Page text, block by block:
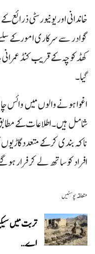
خاندانی اور یونیورسٹی
گوادر سے سرکاری امور کے
کھڈکوچہ کے قریب کنڈ
گیا۔
اغوا ہونے والوں میں وائس
شامل ہیں۔اطلاعات کے
ناکہ بندی کر کے متعدد
افراد کو ساتھ لے کر فرار ہو
متعلقہ پوسٹیں
تربت میں
اے…